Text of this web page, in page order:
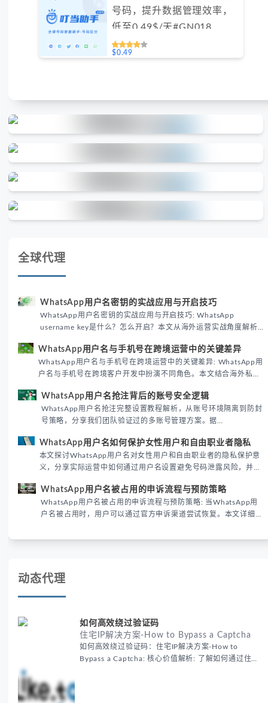
号码，提升数据管理效率，
低至0.49$/天#GN018
$0.49
全球代理
WhatsApp用户名密钥的实战应用与开启技巧
WhatsApp用户名密钥的实战应用与开启技巧: WhatsApp
username key是什么？怎么开启？本文从海外运营实战角度解析
境团队高效触达目标客户。
WhatsApp用户名与手机号在跨境运营中的关键差异
WhatsApp用户名与手机号在跨境运营中的关键差异: WhatsApp用
户名与手机号在跨境客户开发中扮演不同角色。本文结合海外私域
际差异，帮助团队优化WhatsApp营销策略。
WhatsApp用户名抢注背后的账号安全逻辑
WhatsApp用户名抢注完整设置教程解析，从账号环境隔离到防封
号策略，分享我们团队验证过的多账号管理方案。据
性直接影响转化率。
WhatsApp用户名如何保护女性用户和自由职业者隐私
本文探讨WhatsApp用户名对女性用户和自由职业者的隐私保护意
义，分享实际运营中如何通过用户名设置避免号码泄露风险，并提
已成为全球数字沟通的首要考量。
WhatsApp用户名被占用的申诉流程与预防策略
WhatsApp用户名被占用的申诉流程与预防策略: 当WhatsApp用
户名被占用时，用户可以通过官方申诉渠道尝试恢复。本文详细解
账号安全。
动态代理
如何高效绕过验证码
住宅IP解决方案-How to Bypass a Captcha
如何高效绕过验证码：住宅IP解决方案-How to
Bypass a Captcha: 核心价值解析: 了解如何通过住宅